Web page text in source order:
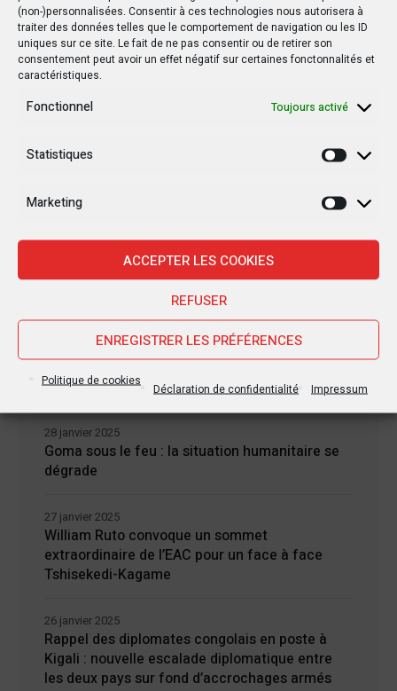
(non-)personnalisées. Consentir à ces technologies nous autorisera à
traiter des données telles que le comportement de navigation ou les ID
uniques sur ce site. Le fait de ne pas consentir ou de retirer son
consentement peut avoir un effet négatif sur certaines fonctonnalités et
caractéristiques.
Fonctionnel Toujours activé
Statistiques
Marketing
ACCEPTER LES COOKIES
REFUSER
ENREGISTRER LES PRÉFÉRENCES
Politique de cookies
Déclaration de confidentialité Impressum
Nouvelles Récentes
Jean-Noël Barrot, chef de la diplomatie
française en RDC : une visite sous haute
tension
Goma sous le feu : la situation humanitaire se
dégrade
28 janvier 2025
William Ruto convoque un sommet
extraordinaire de l’EAC pour un face à face
Tshisekedi-Kagame
27 janvier 2025
Rappel des diplomates congolais en poste à
Kigali : nouvelle escalade diplomatique entre
les deux pays sur fond d’accrochages armés
26 janvier 2025